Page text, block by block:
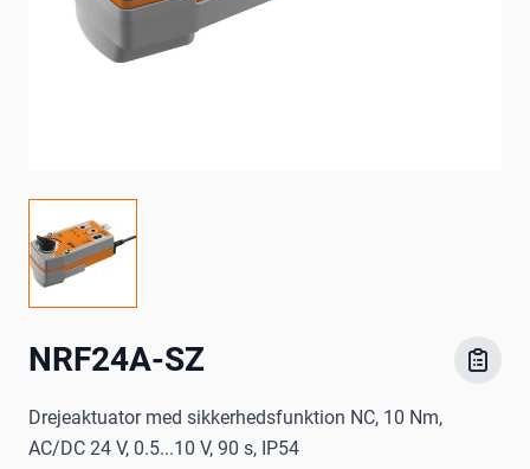
NRF24A-SZ
Drejeaktuator med sikkerhedsfunktion NC, 10 Nm,
AC/DC 24 V, 0.5...10 V, 90 s, IP54